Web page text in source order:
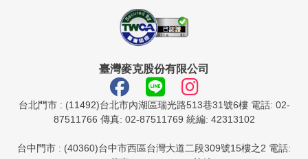
臺灣麥克股份有限公司
台北門市 : (11492)台北市內湖區瑞光路513巷31號6樓 電話: 02-
87511766 傳真: 02-87511769 統編: 42313102
台中門市 : (40360)台中市西區台灣大道二段309號15樓之2 電話: